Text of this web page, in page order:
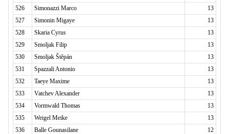
526
Simonazzi Marco
13
527
Simonin Migaye
13
528
Skaria Cyrus
13
529
Smoljak Filip
13
530
Smoljak Štěpán
13
531
Spazzali Antonio
13
532
Taeye Maxime
13
533
Vatchev Alexander
13
534
Vormwald Thomas
13
535
Weigel Meike
13
536
Balle Gounasilane
12